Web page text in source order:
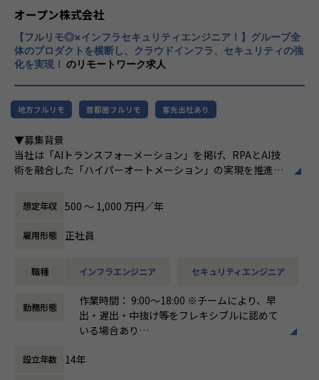
・プロジェクトベースではなく、お客様ベースで仕事をして
いくため、よりお客様に深く入り込み「伴走型支援」として
お客様のデータ活用を促進させることができる点が醍醐味で
す。
適正に応じて、会社の指示する業務への異動を命じることが
ズに応えるため、私たちは「プロフェッショ
ナルサービスの大衆化」をミッションとして
掲げております。高い専門性を持った技術
力、深い経験から得られた多様性のある高度
な分析力をハイクオリティ＆ローコストで提
供することで、企業の競争優位確保に貢献す
ることを私たちは使命としております。
造」を掲げて、理想企業の創造に向け、「社
員全員が燃える会社」を目指しています。理
展する企業です。そして、社員全員が燃え続
ます。お客様に対する長期的な貢献を果たす
オープン株式会社
【フルリモ◎×インフラセキュリティエンジニア！】グループ全
体のプロダクトを横断し、クラウドインフラ、セキュリティの強
化を実現！ のリモートワーク求人
地方フルリモ 首都圏フルリモ 客先出社あり
▼募集背景
当社は「AIトランスフォーメーション」を掲げ、RPAとAI技
術を融合した「ハイパーオートメーション」の実現を推進し
支えるインフラ基盤・セキュリティ統制・監視体制を全社横
断で整備・強化していくフェーズにあります。
現在、一部プロダクトのAWSからGoogle Cloud への移行を
はじめ、各プロダクトの脆弱性対応やセキュリティガバナン
かつスケーラブルに進化させる中核メンバーを求めていま
▼求める人物像
「一流であれ」「自ら仕掛ける」「ヒトをつくる」「本気を
複数プロダクトを横断し、当事者意識を持って課題を完遂で
想定年収 500 〜 1,000 万円／年
雇用形態 正社員
職種 インフラエンジニア セキュリティエンジニア
勤務形態
作業時間： 9:00〜18:00 ※チームにより、早
出・遅出・中抜け等をフレキシブルに認めて
いる場合あり
時など）
設立年数 14年